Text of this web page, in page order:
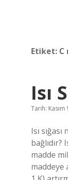
Etiket: C
Isı
Tarih: Kasım
Isı
bağlıdır?
madde
maddeye